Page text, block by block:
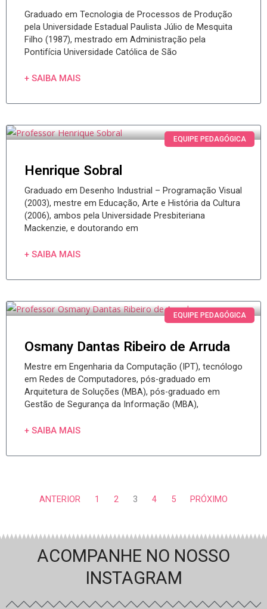
Graduado em Tecnologia de Processos de Produção
pela Universidade Estadual Paulista Júlio de Mesquita
Filho (1987), mestrado em Administração pela
Pontifícia Universidade Católica de São
+ SAIBA MAIS
EQUIPE PEDAGÓGICA
Henrique Sobral
Graduado em Desenho Industrial – Programação Visual
(2003), mestre em Educação, Arte e História da Cultura
(2006), ambos pela Universidade Presbiteriana
Mackenzie, e doutorando em
+ SAIBA MAIS
EQUIPE PEDAGÓGICA
Osmany Dantas Ribeiro de Arruda
Mestre em Engenharia da Computação (IPT), tecnólogo
em Redes de Computadores, pós-graduado em
Arquitetura de Soluções (MBA), pós-graduado em
Gestão de Segurança da Informação (MBA),
+ SAIBA MAIS
ANTERIOR 1 2 3 4 5 PRÓXIMO
ACOMPANHE NO NOSSO
INSTAGRAM